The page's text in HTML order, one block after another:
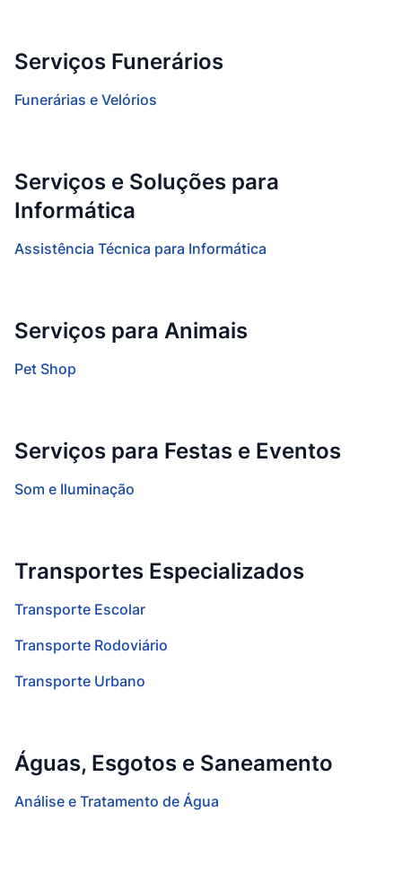
Serviços Funerários
Funerárias e Velórios
Serviços e Soluções para
Informática
Assistência Técnica para Informática
Serviços para Animais
Pet Shop
Serviços para Festas e Eventos
Som e Iluminação
Transportes Especializados
Transporte Escolar
Transporte Rodoviário
Transporte Urbano
Águas, Esgotos e Saneamento
Análise e Tratamento de Água